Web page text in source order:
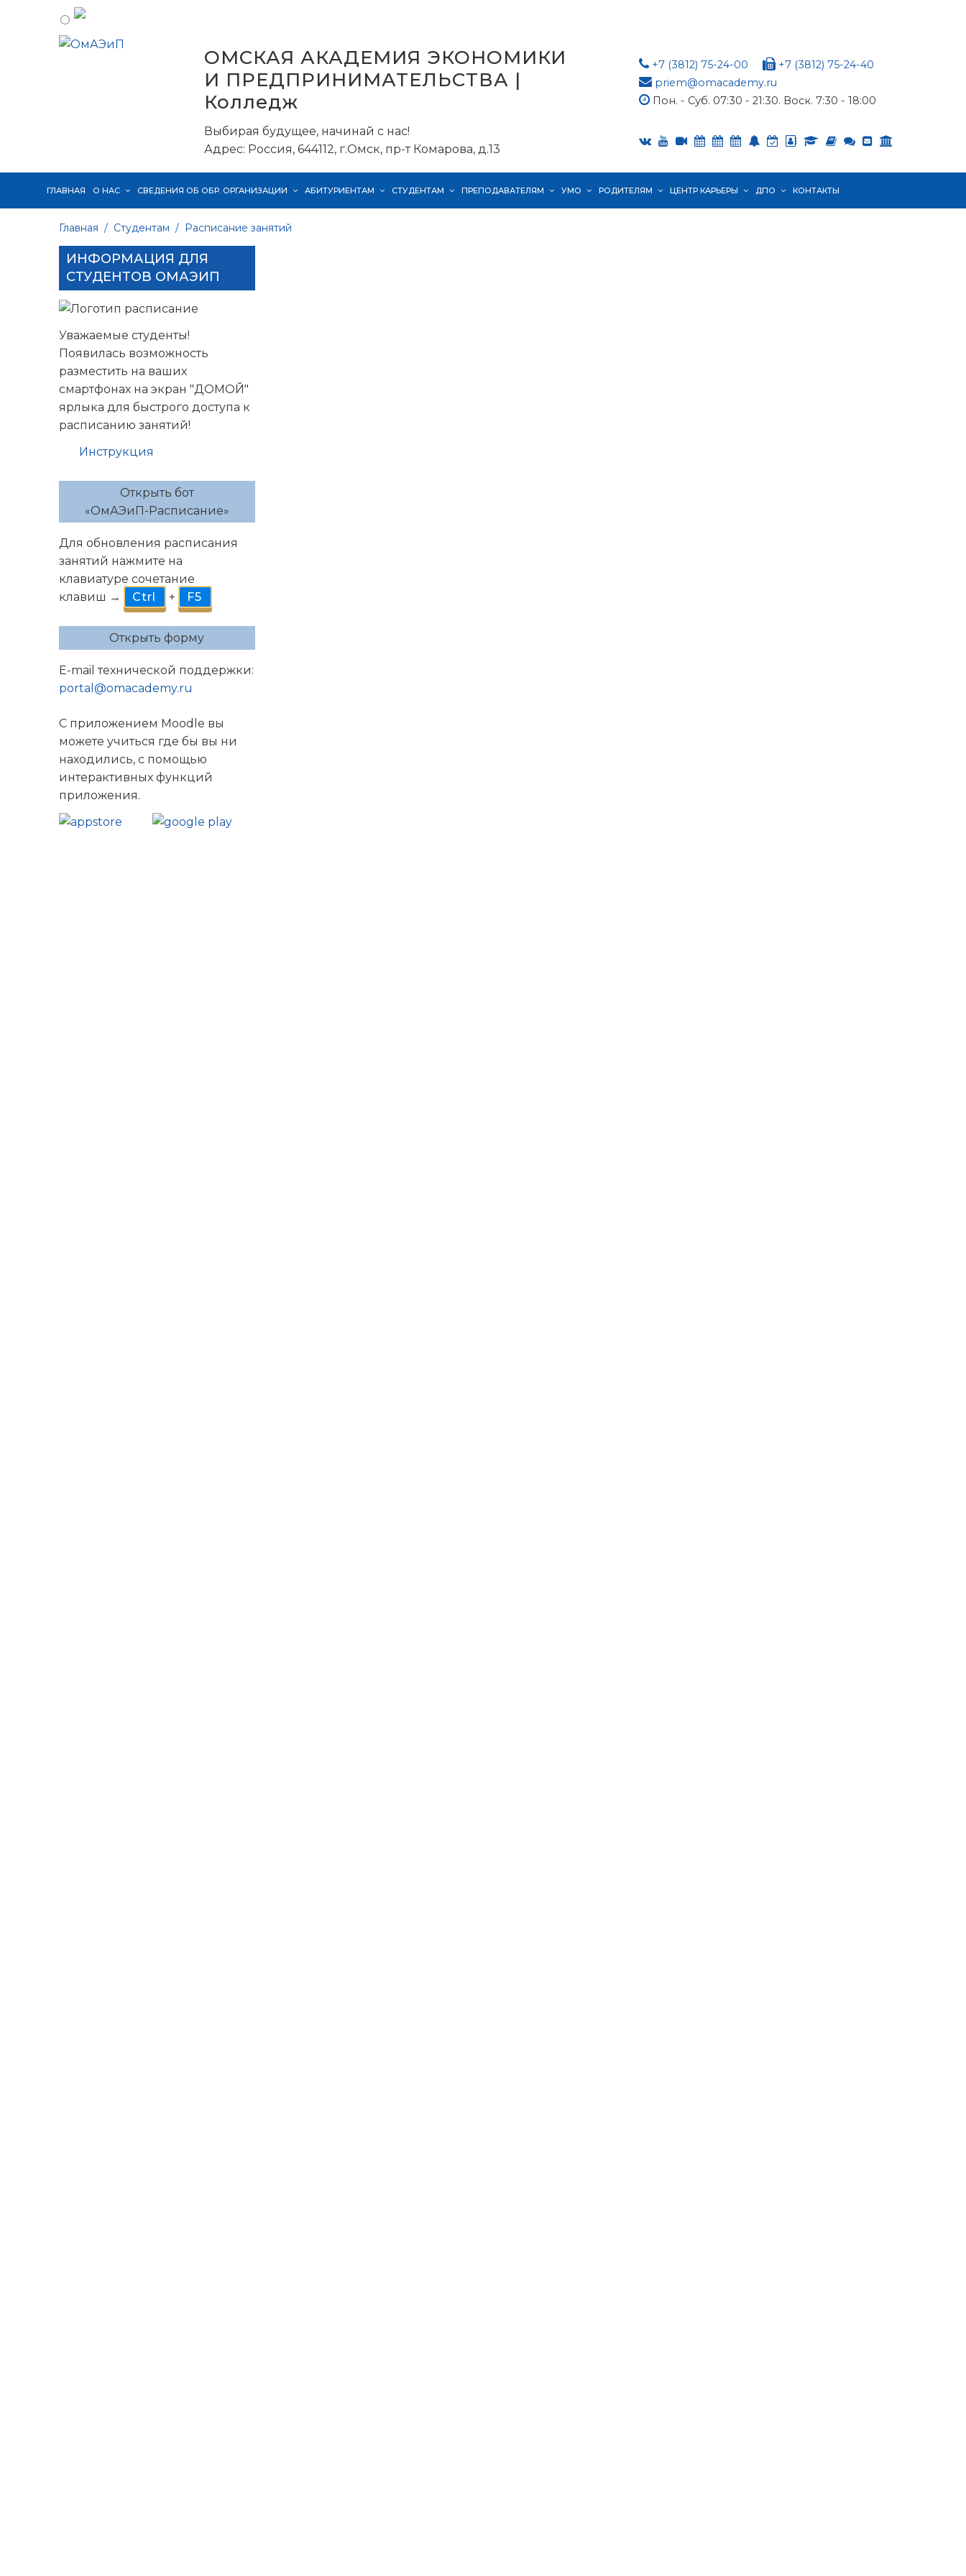
ОМСКАЯ АКАДЕМИЯ ЭКОНОМИКИ
И ПРЕДПРИНИМАТЕЛЬСТВА |
Колледж
Выбирая будущее, начинай с нас!
Адрес: Россия, 644112, г.Омск, пр-т Комарова, д.13
+7 (3812) 75-24-00
+7 (3812) 75-24-40
priem@omacademy.ru
Пон. - Суб. 07:30 - 21:30. Воск. 7:30 - 18:00
ГЛАВНАЯ О НАС СВЕДЕНИЯ ОБ ОБР. ОРГАНИЗАЦИИ АБИТУРИЕНТАМ СТУДЕНТАМ ПРЕПОДАВАТЕЛЯМ УМО РОДИТЕЛЯМ ЦЕНТР КАРЬЕРЫ ДПО КОНТАКТЫ
Главная Студентам Расписание занятий
ИНФОРМАЦИЯ ДЛЯ
СТУДЕНТОВ ОМАЭИП
Уважаемые студенты!
Появилась возможность
разместить на ваших
смартфонах на экран "ДОМОЙ"
ярлыка для быстрого доступа к
расписанию занятий!
Инструкция
Открыть бот
«ОмАЭиП-Расписание»
Для обновления расписания
занятий нажмите на
клавиатуре сочетание
клавиш →
Ctrl + F5
Открыть форму
E-mail технической поддержки:
portal@omacademy.ru
С приложением Moodle вы
можете учиться где бы вы ни
находились, с помощью
интерактивных функций
приложения.